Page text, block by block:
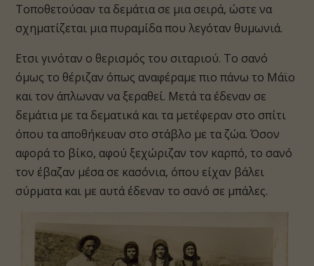
Τοποθετούσαν τα δεμάτια σε μια σειρά, ώστε να
σχηματίζεται μια πυραμίδα που λεγόταν θυμωνιά.
Ετσι γινόταν ο θερισμός του σιταριού. Το σανό
όμως το θέριζαν όπως αναφέραμε πιο πάνω το Μάϊο
και τον άπλωναν να ξεραθεί. Μετά τα έδεναν σε
δεμάτια με τα δεματικά και τα μετέφεραν στο σπίτι
όπου τα αποθήκευαν στο στάβλο με τα ζώα. Όσον
αφορά το βίκο, αφού ξεχώριζαν τον καρπό, το σανό
τον έβαζαν μέσα σε κασόνια, όπου είχαν βάλει
σύρματα και με αυτά έδεναν το σανό σε μπάλες.